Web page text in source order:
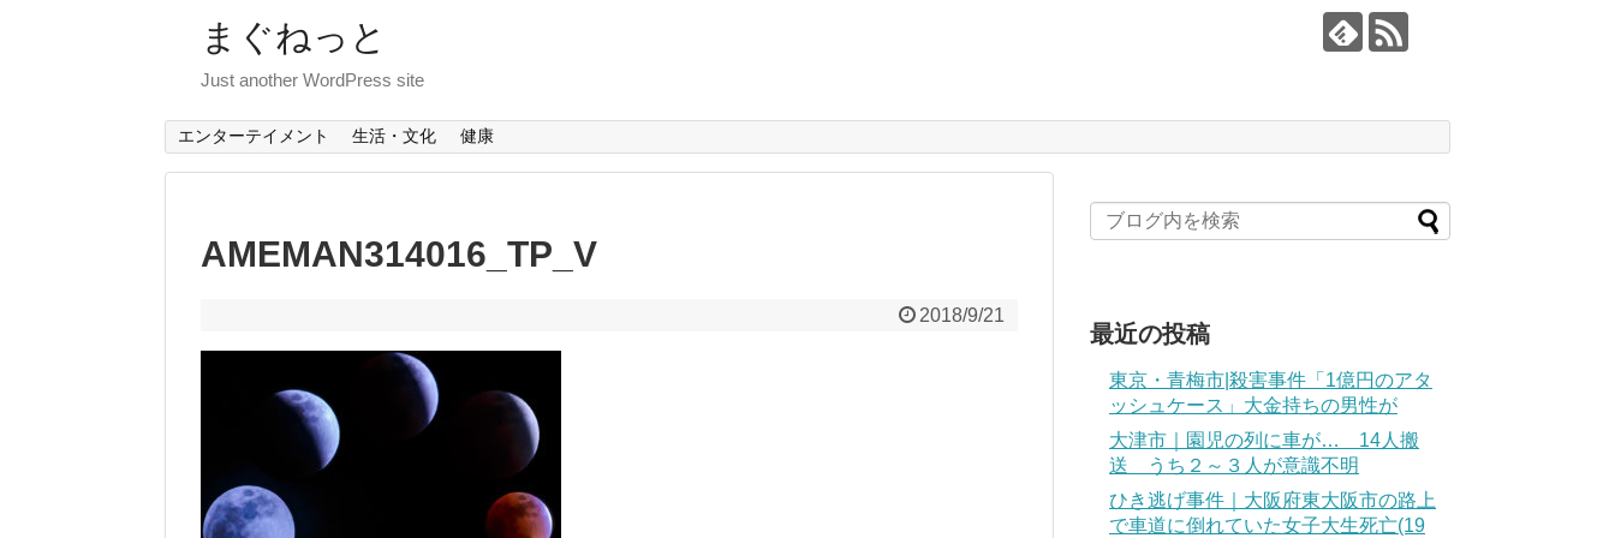
まぐねっと
Just another WordPress site
エンターテイメント 生活・文化 健康
AMEMAN314016_TP_V
2018/9/21
最近の投稿
東京・青梅市|殺害事件「1億円のアタ
ッシュケース」大金持ちの男性が
大津市｜園児の列に車が… 14人搬
送 うち２～３人が意識不明
ひき逃げ事件｜大阪府東大阪市の路上
で車道に倒れていた女子大生死亡(19